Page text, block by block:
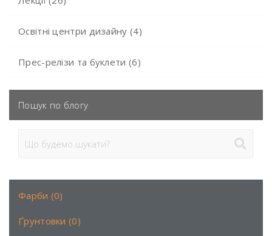
Освітні центри дизайну (4)
Прес-релізи та буклети (6)
Пошук по блогу
Фарби (0)
Ґрунтовки (0)